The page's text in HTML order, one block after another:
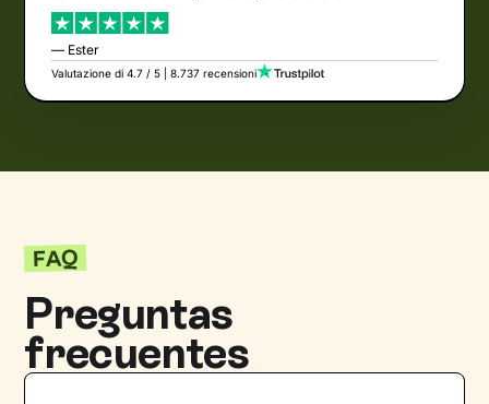
— Ester
Valutazione di 4.7 / 5 | 8.737 recensioni
FAQ
Preguntas
frecuentes